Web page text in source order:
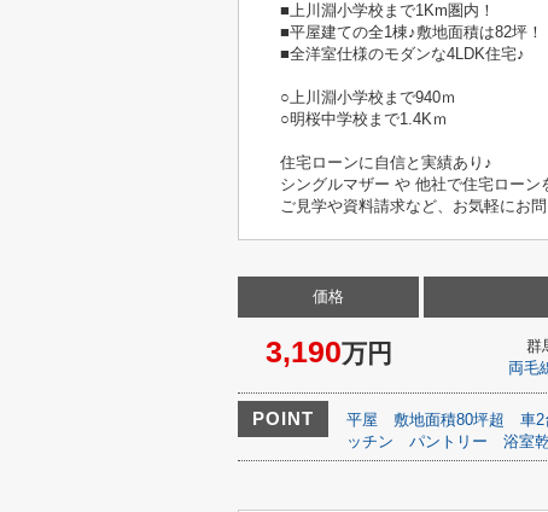
■上川淵小学校まで1Km圏内！
■平屋建ての全1棟♪敷地面積は82坪！
■全洋室仕様のモダンな4LDK住宅♪
○上川淵小学校まで940ｍ
○明桜中学校まで1.4Kｍ
住宅ローンに自信と実績あり♪
シングルマザー や 他社で住宅ローン
ご見学や資料請求など、お気軽にお
価格
3,190万円 群
両毛
POINT 平屋 敷地面積80坪超 車2
ッチン
パントリー 浴室